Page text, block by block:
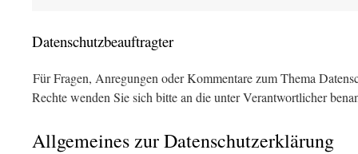
Datenschutzbeauftragter
Für Fragen, Anregungen oder Kommentare zum Thema
Rechte wenden Sie sich bitte an die unter Verantwortlicher
Allgemeines zur Datenschutzerklärung